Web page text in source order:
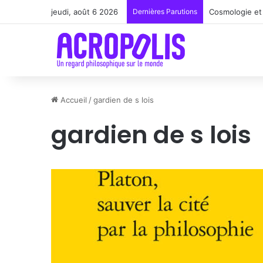
jeudi, août 6 2026 Dernières Parutions Cosmologie
Accueil /gardien de s lois
gardien de s lois